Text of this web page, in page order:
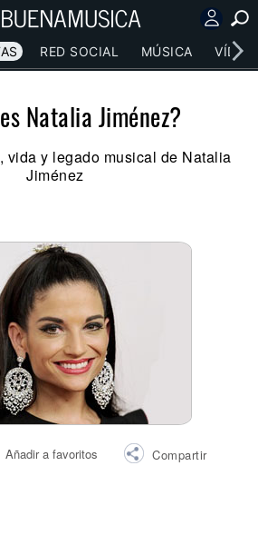
RED SOCIAL MÚSICA
Natalia Jiménez?
vida y legado musical de Natalia
Jiménez
Añadir a favoritos
Compartir